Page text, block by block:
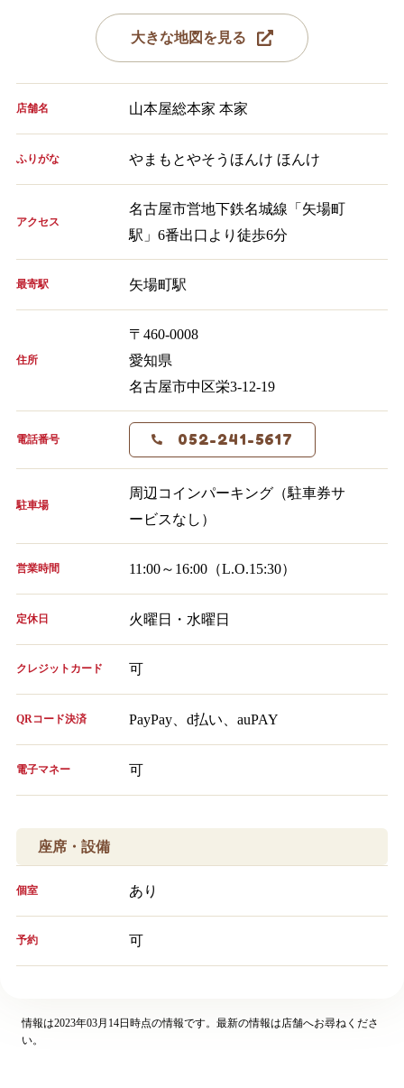
大きな地図を見る
店舗名 山本屋総本家 本家
ふりがな やまもとやそうほんけ ほんけ
アクセス
名古屋市営地下鉄名城線「矢場町
駅」6番出口より徒歩6分
最寄駅 矢場町駅
住所
〒460-0008
愛知県
名古屋市中区栄3-12-19
電話番号 052-241-5617
駐車場
周辺コインパーキング（駐車券サ
ービスなし）
営業時間 11:00～16:00（L.O.15:30）
定休日 火曜日・水曜日
クレジットカード 可
QRコード決済 PayPay、d払い、auPAY
電子マネー 可
座席・設備
個室 あり
予約 可
情報は2023年03月14日時点の情報です。最新の情報は店舗へお尋ねくださ
い。